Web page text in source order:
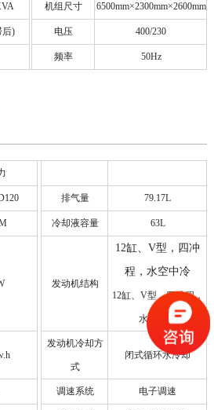
机组尺寸 6500mm×2300mm×2600mm
后) 电压 400/230
频率 50Hz
排气量 79.17L
冷却液容量 63L
发动机结构
12缸、V型 ，四冲
程，水空中冷
12缸、V型，四冲程，
水空中冷
发动机冷却方
式
闭式循环水冷却
调速系统 电子调速